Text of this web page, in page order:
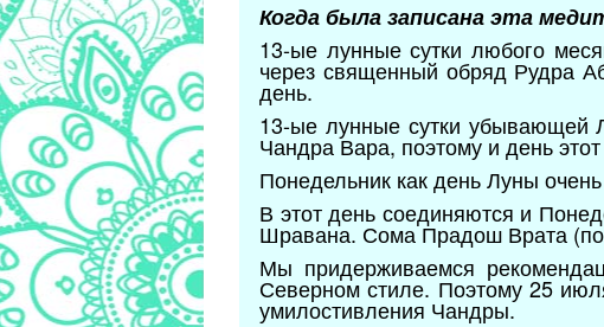
Когда была записана эта
13-ые лунные сутки любого
через священный обряд Рудра
день.
13-ые лунные сутки убывающей
Чандра Вара, поэтому и день
Понедельник как день Луны
В этот день соединяются и
Шравана. Сома Прадош Врата
Мы придерживаемся
Северном стиле. Поэтому 25
умилостивления Чандры.